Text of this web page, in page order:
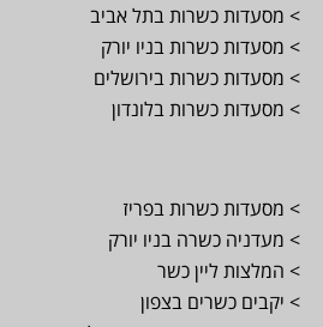
> מסעדות כשרות בתל אביב
> מסעדות כשרות בניו יורק
> מסעדות כשרות בירושלים
> מסעדות כשרות בלונדון
> מסעדות כשרות בפריז
> מעדניה כשרה בניו יורק
> המלצות ליין כשר
> יקבים כשרים בצפון